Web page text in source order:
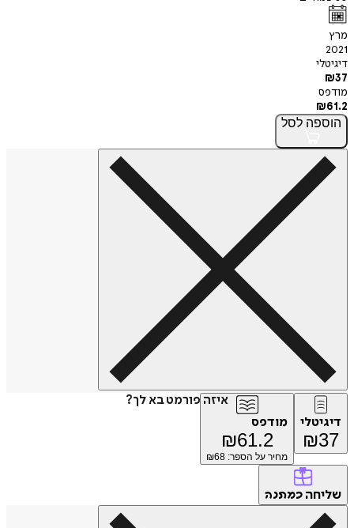
מרץ
2021
דיגיטלי
₪37
מודפס
₪61.2
הוספה לסל
איזה פורמט בא לך?
דיגיטלי
₪37
מודפס
₪61.2
מחיר על הספר: ₪ 68
שליחה כמתנה